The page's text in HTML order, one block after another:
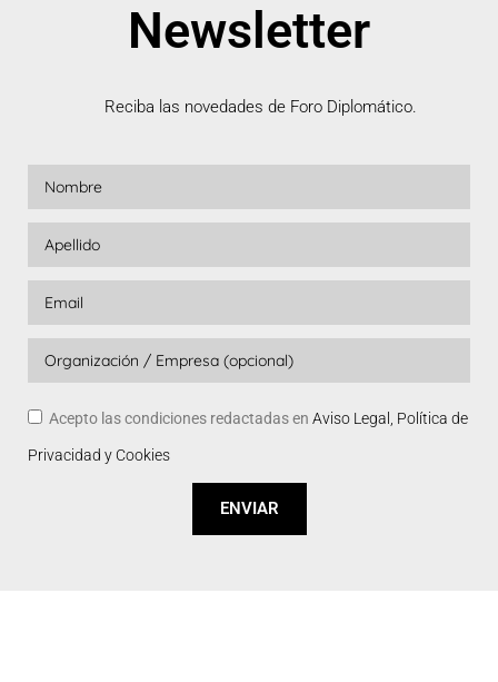
Newsletter
Reciba las novedades de Foro Diplomático.
Acepto las condiciones redactadas en Aviso Legal, Política de
Privacidad y Cookies
ENVIAR